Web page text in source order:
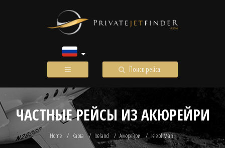
Поиск рейса
ЧАСТНЫЕ РЕЙСЫ ИЗ АКЮРЕЙРИ
Home Карта Iceland Акюрейри Isle of Man